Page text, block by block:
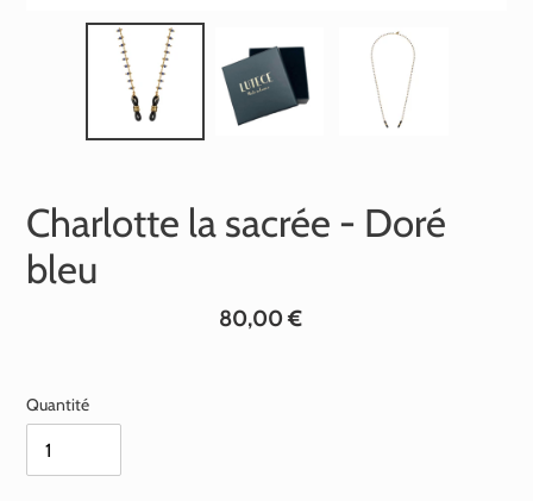
Charlotte la sacrée - Doré
bleu
Prix
80,00 €
Quantité